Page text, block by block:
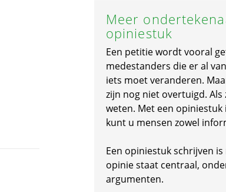
Meer
opiniestuk
Een petitie wordt vooral
medestanders die er al
iets moet veranderen.
zijn nog niet overtuigd. Als
weten. Met een
kunt u mensen zowel
Een opiniestuk schrijven
opinie staat centraal,
argumenten.